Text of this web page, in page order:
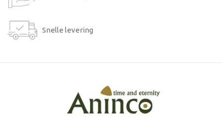
Snelle levering